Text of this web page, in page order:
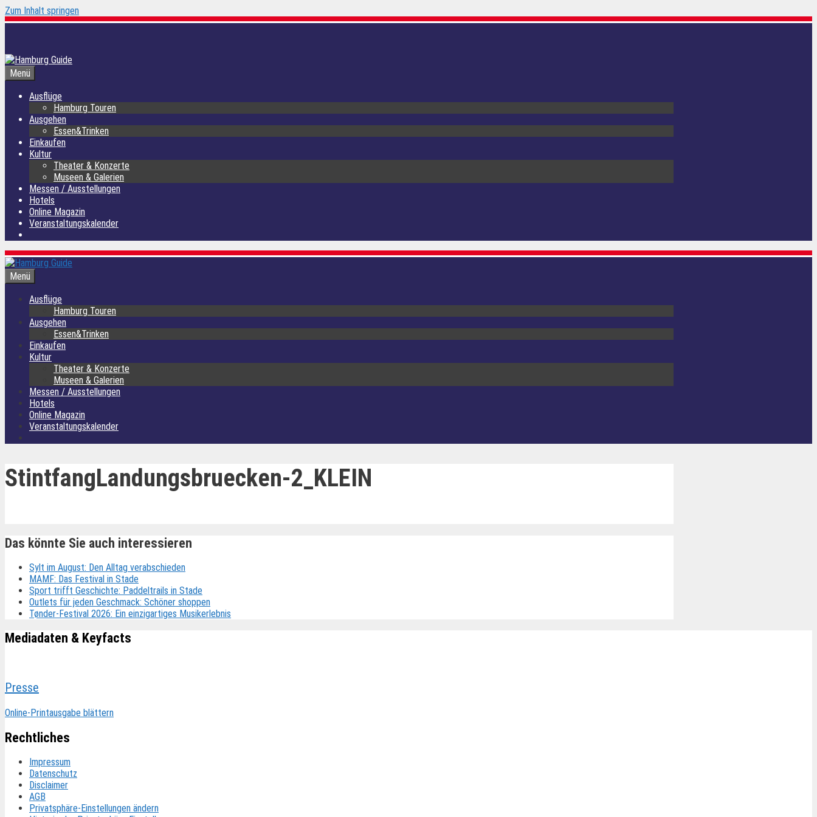
Zum Inhalt springen
Menü
Ausflüge
Hamburg Touren
Ausgehen
Essen&Trinken
Einkaufen
Kultur
Theater & Konzerte
Museen & Galerien
Messen / Ausstellungen
Hotels
Online Magazin
Veranstaltungskalender
Menü
Ausflüge
Hamburg Touren
Ausgehen
Essen&Trinken
Einkaufen
Kultur
Theater & Konzerte
Museen & Galerien
Messen / Ausstellungen
Hotels
Online Magazin
Veranstaltungskalender
StintfangLandungsbruecken-2_KLEIN
Das könnte Sie auch interessieren
Sylt im August: Den Alltag verabschieden
MAMF: Das Festival in Stade
Sport trifft Geschichte: Paddeltrails in Stade
Outlets für jeden Geschmack: Schöner shoppen
Tønder-Festival 2026: Ein einzigartiges Musikerlebnis
Mediadaten & Keyfacts
Presse
Online-Printausgabe blättern
Rechtliches
Impressum
Datenschutz
Disclaimer
AGB
Privatsphäre-Einstellungen ändern